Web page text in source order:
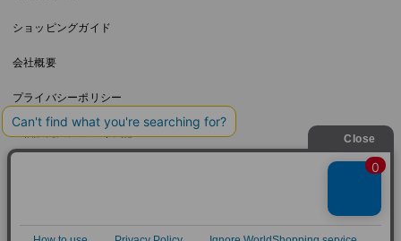
ショッピングガイド
会社概要
プライバシーポリシー
通信販売法に基づく表記